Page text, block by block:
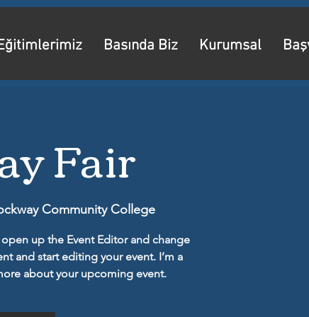
Basında Biz Kurumsal
Fair
Community College
up the Event Editor and change
and start editing your event. I’m a
about your upcoming event.